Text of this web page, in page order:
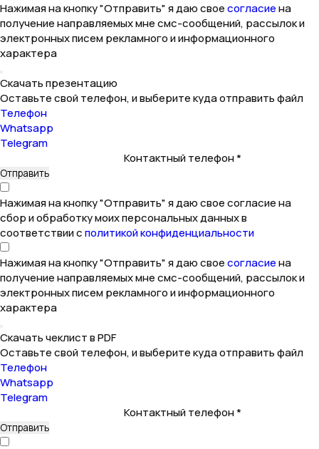
Нажимая на кнопку "Отправить" я даю своесогласиена
получение направляемых мне смс-сообщений, рассылок и
электронных писем рекламного и информационного
характера
Скачать презентацию
Оставьте свой телефон, и выберите куда отправить файл
Телефон
Whatsapp
Telegram
Контактный телефон *
Нажимая на кнопку "Отправить" я даю свое согласие на
сбор и обработку моих персональных данных в
соответствии сполитикой конфиденциальности
Нажимая на кнопку "Отправить" я даю своесогласиена
получение направляемых мне смс-сообщений, рассылок и
электронных писем рекламного и информационного
характера
Скачать чеклист в PDF
Оставьте свой телефон, и выберите куда отправить файл
Телефон
Whatsapp
Telegram
Контактный телефон *